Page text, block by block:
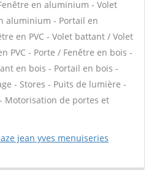
en aluminium - Volet
aluminium - Portail en
en PVC - Volet battant / Volet
PVC - Porte / Fenêtre en bois -
en bois - Portail en bois -
- Stores - Puits de lumière -
Motorisation de portes et
jean yves menuiseries